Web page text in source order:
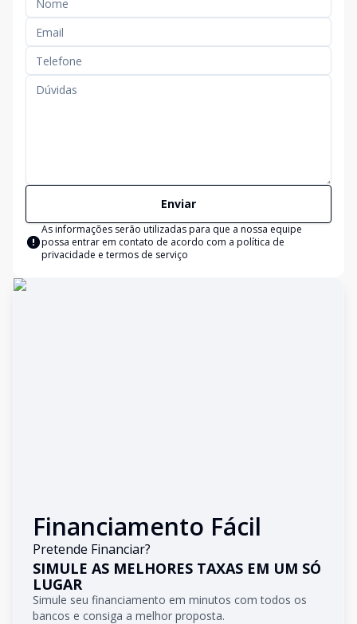
Enviar
As informações serão utilizadas para que a nossa equipe
possa entrar em contato de acordo com a política de
privacidade e termos de serviço
Financiamento Fácil
Pretende Financiar?
SIMULE AS MELHORES TAXAS EM UM SÓ
LUGAR
Simule seu financiamento em minutos com todos os
bancos e consiga a melhor proposta.